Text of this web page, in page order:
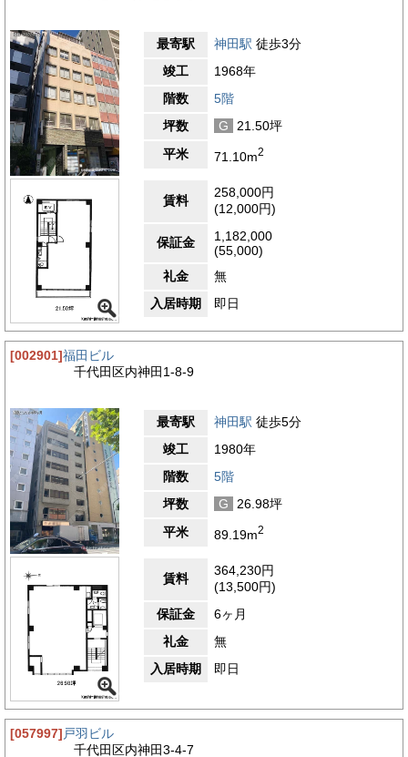
最寄駅 神田駅 徒歩3分
竣工
1968年
階数
5階
坪数
G
21.50坪
平米
71.10m2
賃料
258,000円
(12,000円)
保証金
1,182,000
(55,000)
礼金
無
入居時期
即日
[002901]福田ビル
千代田区内神田1-8-9
最寄駅 神田駅 徒歩5分
竣工
1980年
階数
5階
坪数
G
26.98坪
平米
89.19m2
賃料
364,230円
(13,500円)
保証金
6ヶ月
礼金
無
入居時期
即日
[057997]戸羽ビル
千代田区内神田3-4-7